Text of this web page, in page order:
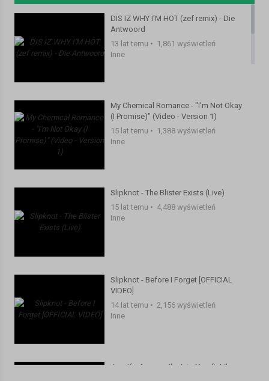
DIS IZ WHY I'M HOT (zef remix) - Die
Antwoord
13 lat temu • 1,861 wyświetleń
Inne
My Chemical Romance - "I'm Not Okay
(I Promise)" (Video - Version 1)
15 lat temu • 1,388 wyświetleń
Inne
Slipknot - The Blister Exists (Live)
15 lat temu • 4,488 wyświetleń
Inne
Slipknot - Before I Forget [OFFICIAL
VIDEO]
14 lat temu • 2,156 wyświetleń
Inne
Jennifer Lopez - I'm Into You ft. Lil